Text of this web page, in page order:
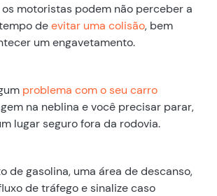
motoristas podem não perceber a
deevitar uma colisão, bem
um engavetamento.
problema com o seu carro
na neblina e você precisar parar,
lugar seguro fora da rodovia.
de gasolina, uma área de descanso,
de tráfego e sinalize caso